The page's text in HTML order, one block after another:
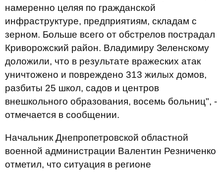
намеренно целяя по гражданской
инфраструктуре, предприятиям, складам с
зерном. Больше всего от обстрелов пострадал
Криворожский район. Владимиру Зеленскому
доложили, что в результате вражеских атак
уничтожено и повреждено 313 жилых домов,
разбиты 25 школ, садов и центров
внешкольного образования, восемь больниц", -
отмечается в сообщении.
Начальник Днепропетровской областной
военной администрации Валентин Резниченко
отметил, что ситуация в регионе